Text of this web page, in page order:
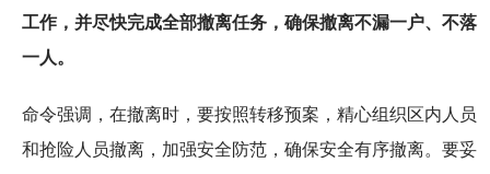
工作，并尽快完成全部撤离任务，确保撤离不漏一户、不落
一人。
命令强调，在撤离时，要按照转移预案，精心组织区内人员
和抢险人员撤离，加强安全防范，确保安全有序撤离。要妥